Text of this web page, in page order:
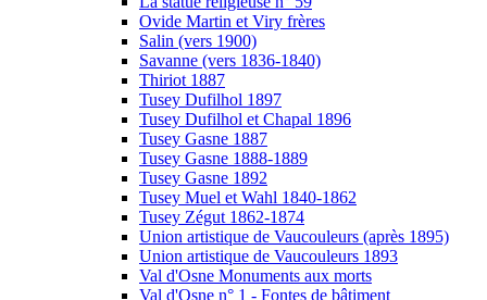
Ovide Martin et Viry frères
Salin (vers 1900)
Savanne (vers 1836-1840)
Thiriot 1887
Tusey Dufilhol 1897
Tusey Dufilhol et Chapal 1896
Tusey Gasne 1887
Tusey Gasne 1888-1889
Tusey Gasne 1892
Tusey Muel et Wahl 1840-1862
Tusey Zégut 1862-1874
Union artistique de Vaucouleurs (après 1895)
Union artistique de Vaucouleurs 1893
Val d'Osne Monuments aux morts
Val d'Osne n° 1 - Fontes de bâtiment